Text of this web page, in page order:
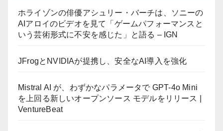
ホライゾンの俳優アシュリー・バーチは、ソニーの
AIアロイのビデオを見て「ゲームパフォーマンスと
いう芸術形式に不安を感じた」と語る – IGN
JFrogとNVIDIAが提携し、安全なAI導入を強化
Mistral AI が、わずかなパラメータで GPT-4o Mini
を上回る新しいオープンソース モデルをリリース |
VentureBeat